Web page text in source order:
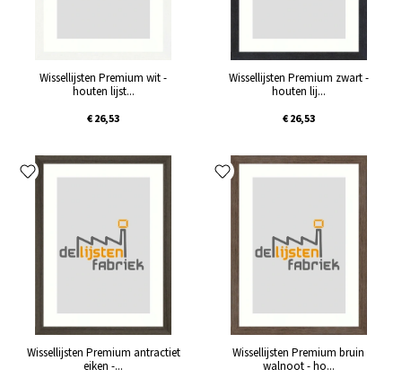
Wissellijsten Premium wit -
houten lijst...
€ 26,53
Wissellijsten Premium zwart -
houten lij...
€ 26,53
Wissellijsten Premium antractiet
eiken -...
Wissellijsten Premium bruin
walnoot - ho...